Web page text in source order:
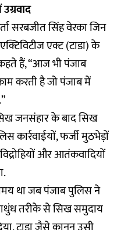
सरबजीत सिंह वेरका जिन
एक्ट (टाडा) के
हैं, “आज भी पंजाब
करती है जो पंजाब में
जनसंहार के बाद सिख
कार्रवाईयों, फर्जी मुठभेड़ों
और आतंकवादियों
था जब पंजाब पुलिस ने
तरीके से सिख समुदाय